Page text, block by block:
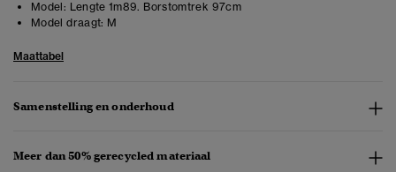
Model: Lengte 1m89. Borstomtrek 97cm
Model draagt: M
Maattabel
Samenstelling en onderhoud
Meer dan 50% gerecycled materiaal